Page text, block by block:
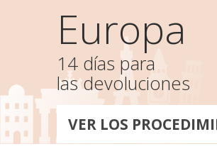
Europa
14 días para
las devoluciones
VER LOS